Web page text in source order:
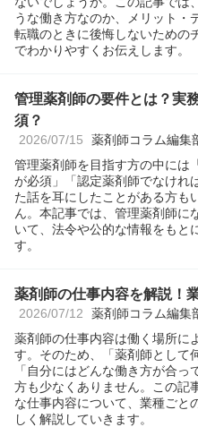
うな働き方なのか、メリット・
転職のときに後悔しないための
でわかりやすくお伝えします。
管理薬剤師の要件とは？実
須？
2026/07/15 薬剤師コラム編集
管理薬剤師を目指す方の中には
が必須」「認定薬剤師でなけれ
た話を耳にしたことがある方も
ん。本記事では、管理薬剤師に
いて、法令や公的な情報をもと
す。
薬剤師の仕事内容を解説！
2026/07/12 薬剤師コラム編集
薬剤師の仕事内容は働く場所に
す。そのため、「薬剤師として
「自分にはどんな働き方が合っ
方も少なくありません。この記
な仕事内容について、業種ごと
しく解説していきます。